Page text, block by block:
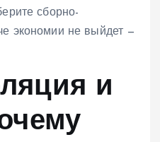
сборно-
экономии не выйдет —
и